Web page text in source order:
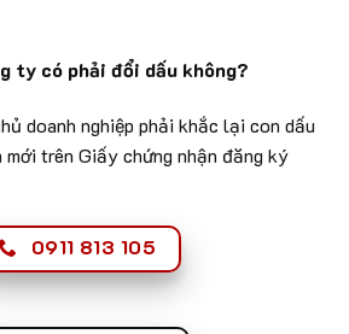
ty có phải đổi dấu không?
doanh nghiệp phải khắc lại con dấu
trên Giấy chứng nhận đăng ký
0911 813 105